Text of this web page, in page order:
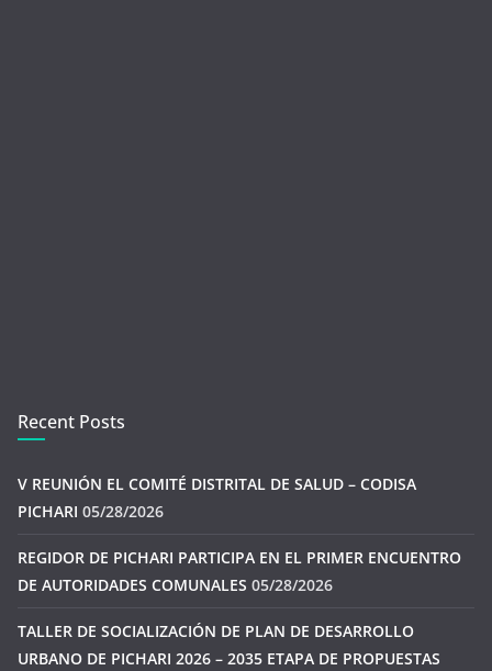
Recent Posts
V REUNIÓN EL COMITÉ DISTRITAL DE SALUD – CODISA
PICHARI 05/28/2026
REGIDOR DE PICHARI PARTICIPA EN EL PRIMER ENCUENTRO
DE AUTORIDADES COMUNALES 05/28/2026
TALLER DE SOCIALIZACIÓN DE PLAN DE DESARROLLO
URBANO DE PICHARI 2026 – 2035 ETAPA DE PROPUESTAS